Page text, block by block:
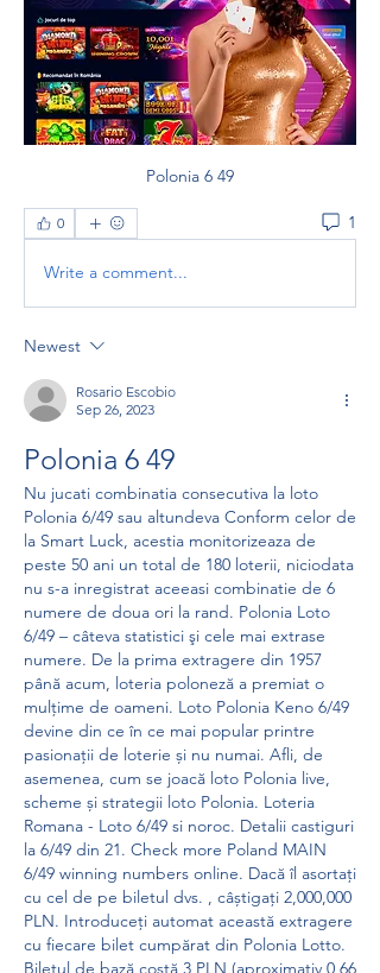
Polonia 6 49
0 1
Write a comment...
Newest
Rosario Escobio
Sep 26, 2023
Polonia 6 49
Nu jucati combinatia consecutiva la loto
Polonia 6/49 sau altundeva Conform celor de
la Smart Luck, acestia monitorizeaza de
peste 50 ani un total de 180 loterii, niciodata
nu s-a inregistrat aceeasi combinatie de 6
numere de doua ori la rand. Polonia Loto
6/49 – câteva statistici şi cele mai extrase
numere. De la prima extragere din 1957
până acum, loteria poloneză a premiat o
mulţime de oameni. Loto Polonia Keno 6/49
devine din ce în ce mai popular printre
pasionații de loterie și nu numai. Afli, de
asemenea, cum se joacă loto Polonia live,
scheme și strategii loto Polonia. Loteria
Romana - Loto 6/49 si noroc. Detalii castiguri
la 6/49 din 21. Check more Poland MAIN
6/49 winning numbers online. Dacă îl asortați
cu cel de pe biletul dvs. , câștigați 2,000,000
PLN. Introduceți automat această extragere
cu fiecare bilet cumpărat din Polonia Lotto.
Biletul de bază costă 3 PLN (aproximativ 0,66